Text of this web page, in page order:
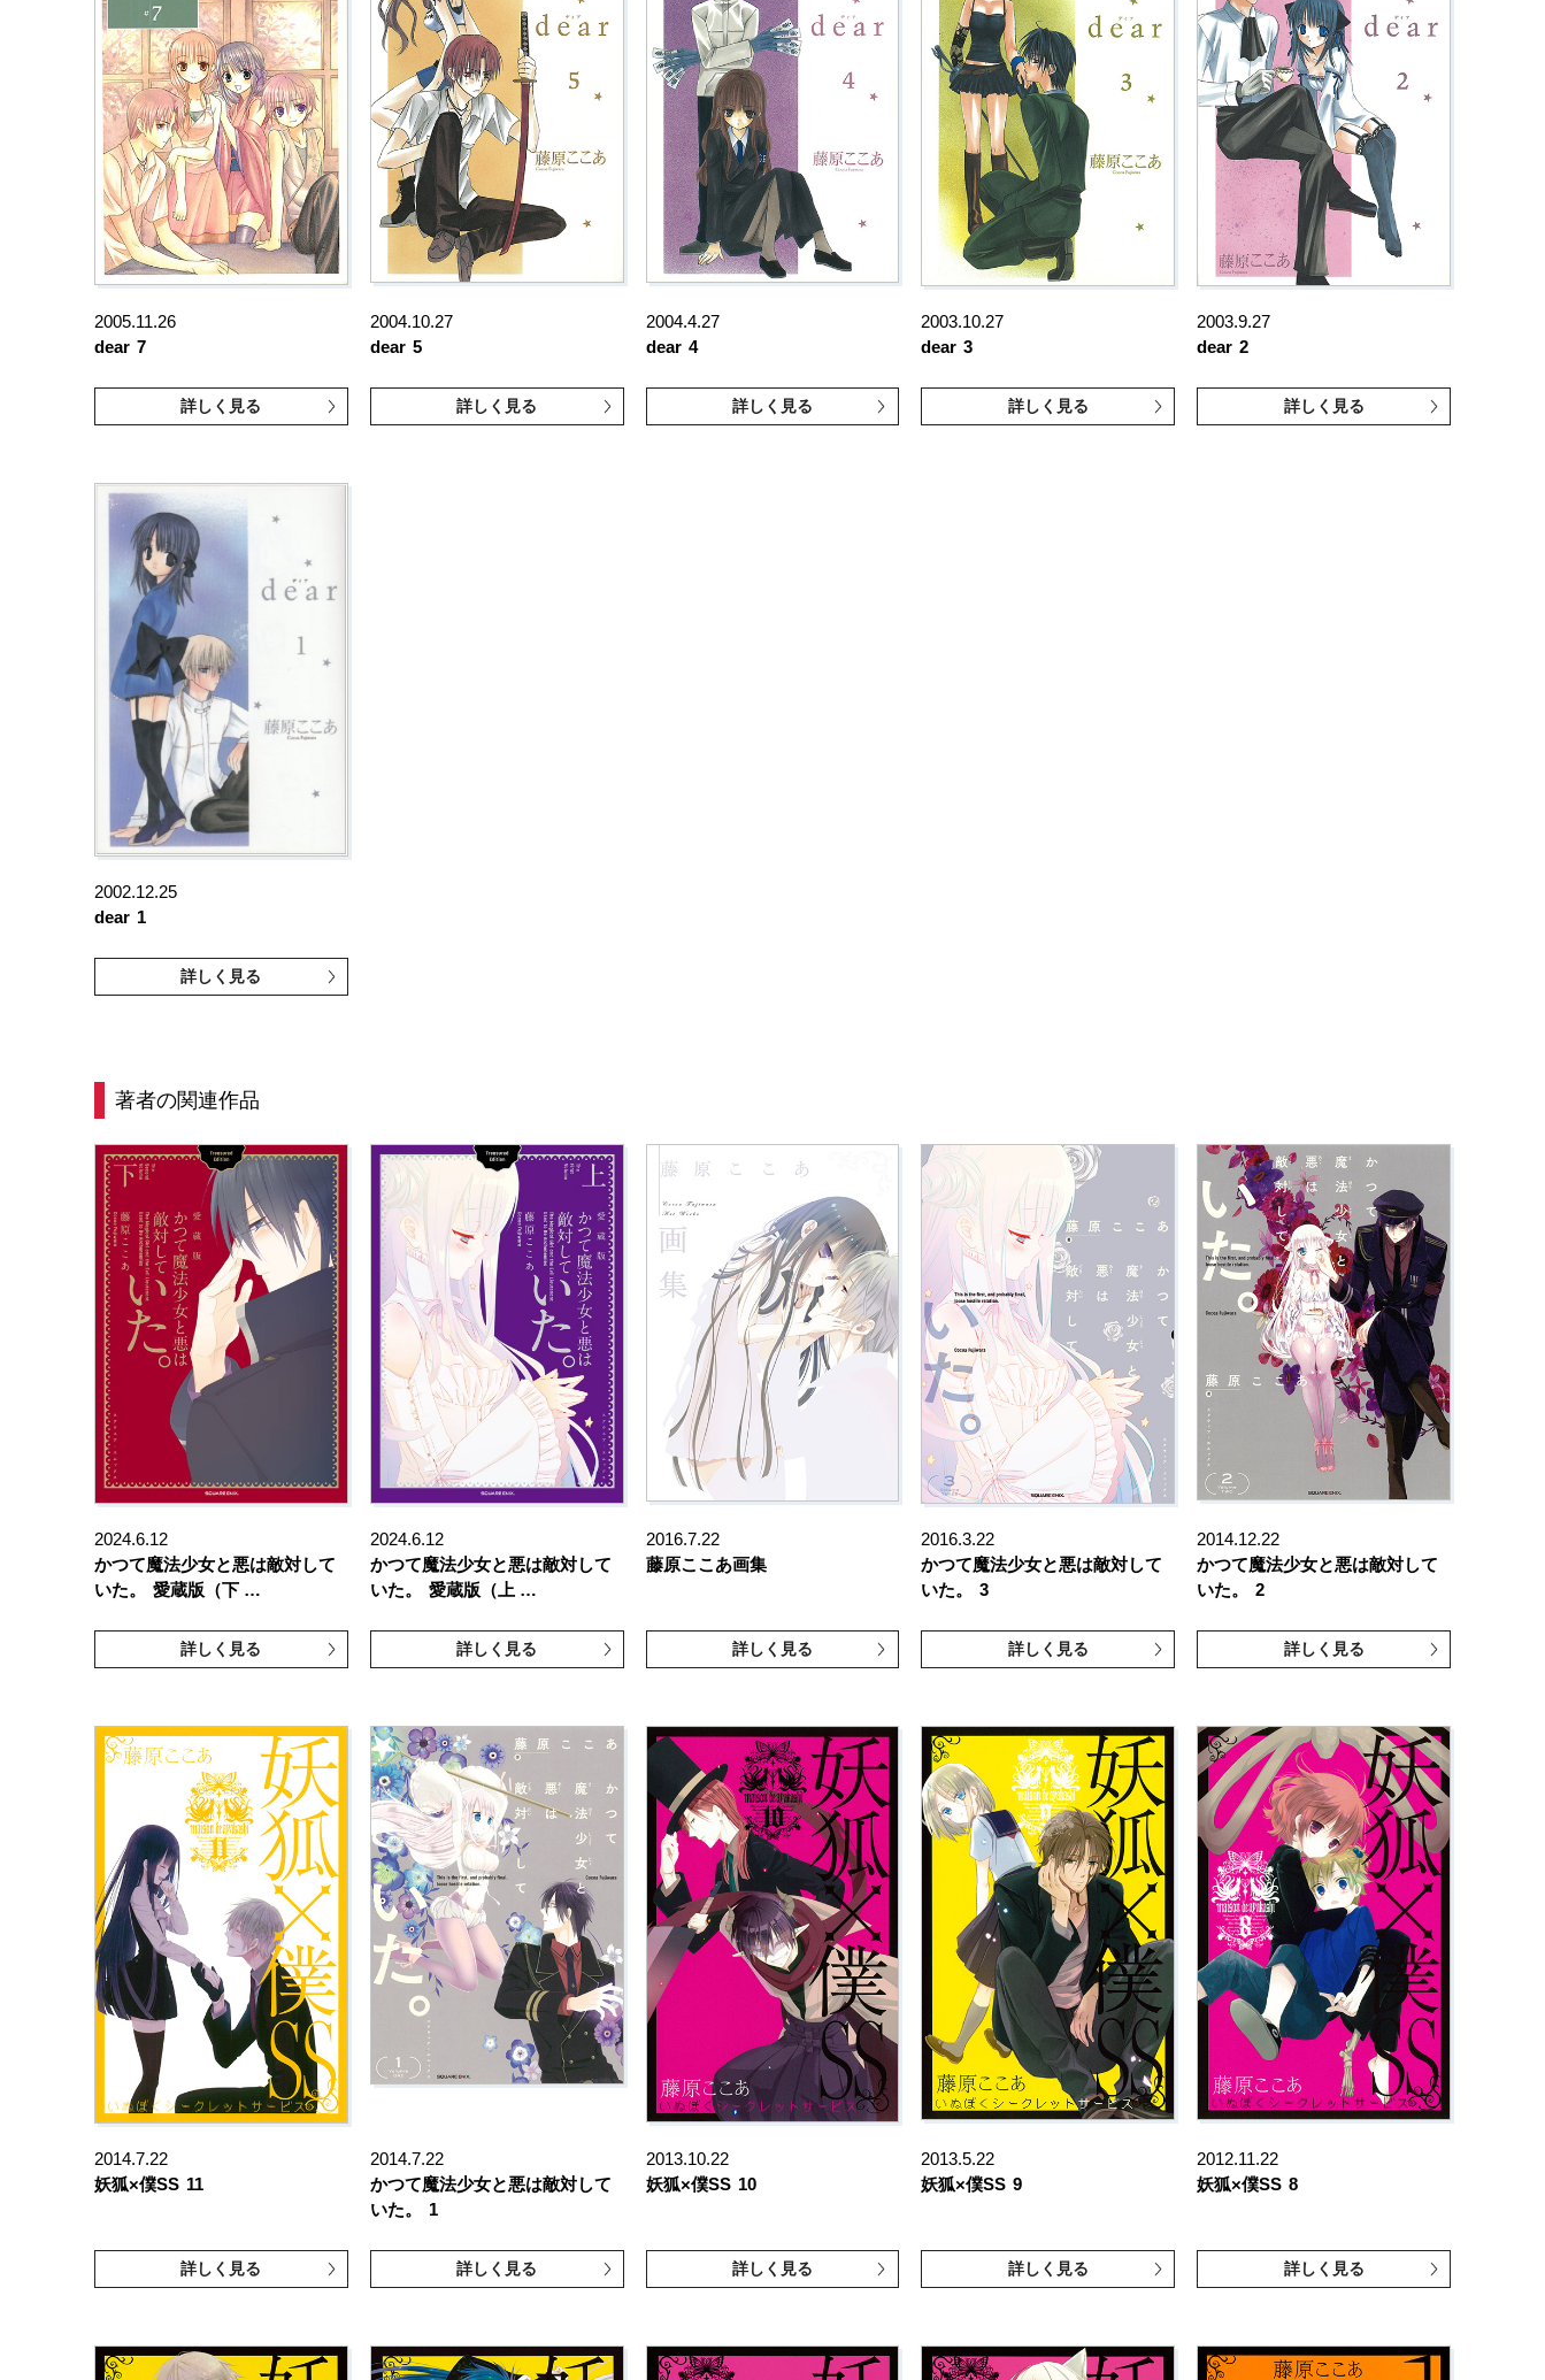
2005.11.26
dear 7
詳しく見る
2004.10.27
dear 5
詳しく見る
2004.4.27
dear 4
詳しく見る
2003.10.27
dear 3
詳しく見る
2003.9.27
dear 2
詳しく見る
2002.12.25
dear 1
詳しく見る
著者の関連作品
2024.6.12
かつて魔法少女と悪は敵対して
いた。
愛蔵版（下 …
詳しく見る
2024.6.12
かつて魔法少女と悪は敵対して
いた。
愛蔵版（上 …
詳しく見る
2016.7.22
藤原ここあ画集
詳しく見る
2016.3.22
かつて魔法少女と悪は敵対して
いた。
3
詳しく見る
2014.12.22
かつて魔法少女と悪は敵対して
いた。
2
詳しく見る
2014.7.22
妖狐×僕SS 11
詳しく見る
2014.7.22
かつて魔法少女と悪は敵対して
いた。
1
詳しく見る
2013.10.22
妖狐×僕SS 10
詳しく見る
2013.5.22
妖狐×僕SS 9
詳しく見る
2012.11.22
妖狐×僕SS 8
詳しく見る